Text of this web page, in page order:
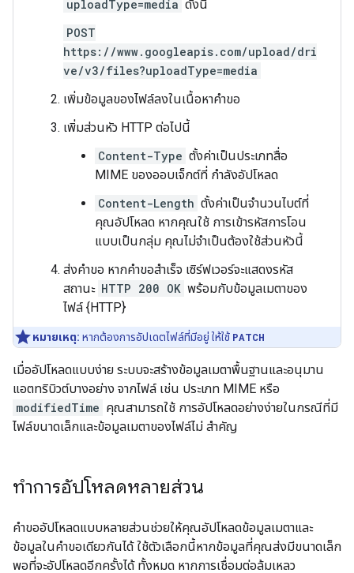
uploadType=media ดังนี้
POST
https://www.googleapis.com/upload/dri
ve/v3/files?uploadType=media
เพิ่มข้อมูลของไฟล์ลงในเนื้อหาคำขอ
เพิ่มส่วนหัว HTTP ต่อไปนี้
Content-Type ตั้งค่าเป็นประเภทสื่อ
MIME ของออบเจ็กต์ที่ กำลังอัปโหลด
Content-Length ตั้งค่าเป็นจำนวนไบต์ที่
คุณอัปโหลด หากคุณใช้ การเข้ารหัสการโอน
แบบเป็นกลุ่ม คุณไม่จำเป็นต้องใช้ส่วนหัวนี้
ส่งคำขอ หากคำขอสำเร็จ เซิร์ฟเวอร์จะแสดงรหัส
สถานะ HTTP 200 OK พร้อมกับข้อมูลเมตาของ
ไฟล์ {HTTP}
หมายเหตุ: หากต้องการอัปเดตไฟล์ที่มีอยู่ ให้ใช้ PATCH
เมื่ออัปโหลดแบบง่าย ระบบจะสร้างข้อมูลเมตาพื้นฐานและอนุมาน
แอตทริบิวต์บางอย่าง จากไฟล์ เช่น ประเภท MIME หรือ
modifiedTime คุณสามารถใช้ การอัปโหลดอย่างง่ายในกรณีที่มี
ไฟล์ขนาดเล็กและข้อมูลเมตาของไฟล์ไม่ สำคัญ
ทำการอัปโหลดหลายส่วน
คำขออัปโหลดแบบหลายส่วนช่วยให้คุณอัปโหลดข้อมูลเมตาและ
ข้อมูลในคำขอเดียวกันได้ ใช้ตัวเลือกนี้หากข้อมูลที่คุณส่งมีขนาดเล็ก
พอที่จะอัปโหลดอีกครั้งได้ ทั้งหมด หากการเชื่อมต่อล้มเหลว